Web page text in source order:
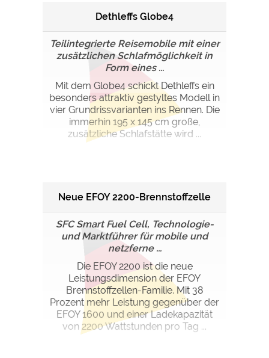
Dethleffs Globe4
Teilintegrierte Reisemobile mit einer
zusätzlichen Schlafmöglichkeit in
Form eines ...
Mit dem Globe4 schickt Dethleffs ein
besonders attraktiv gestyltes Modell in
vier Grundrissvarianten ins Rennen. Die
immerhin 195 x 145 cm große,
zusätzliche Schlafstätte wird ...
Neue EFOY 2200-Brennstoffzelle
SFC Smart Fuel Cell, Technologie-
und Marktführer für mobile und
netzferne ...
Die EFOY 2200 ist die neue
Leistungsdimension der EFOY
Brennstoffzellen-Familie. Mit 38
Prozent mehr Leistung gegenüber der
EFOY 1600 und einer Ladekapazität
von 2200 Wattstunden pro Tag ...